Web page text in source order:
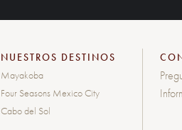
NUESTROS DESTINOS
Mayakoba
Four Seasons Mexico City
Cabo del Sol